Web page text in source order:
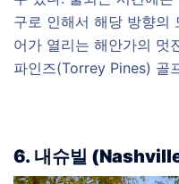
구로 인해서 해당 방향의
어가 열리는 해안가의 멋
파인즈(Torrey Pines) 골
6. 내슈빌 (